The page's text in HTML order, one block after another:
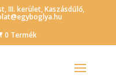
III. kerület, Kaszásdűlő,
0 Termék